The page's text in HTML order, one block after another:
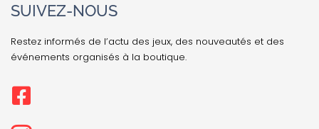
SUIVEZ-NOUS
Restez informés de l’actu des jeux, des nouveautés et des
événements organisés à la boutique.